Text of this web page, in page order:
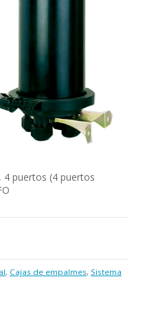
puertos (4 puertos
, Cajas de empalmes, Sistema